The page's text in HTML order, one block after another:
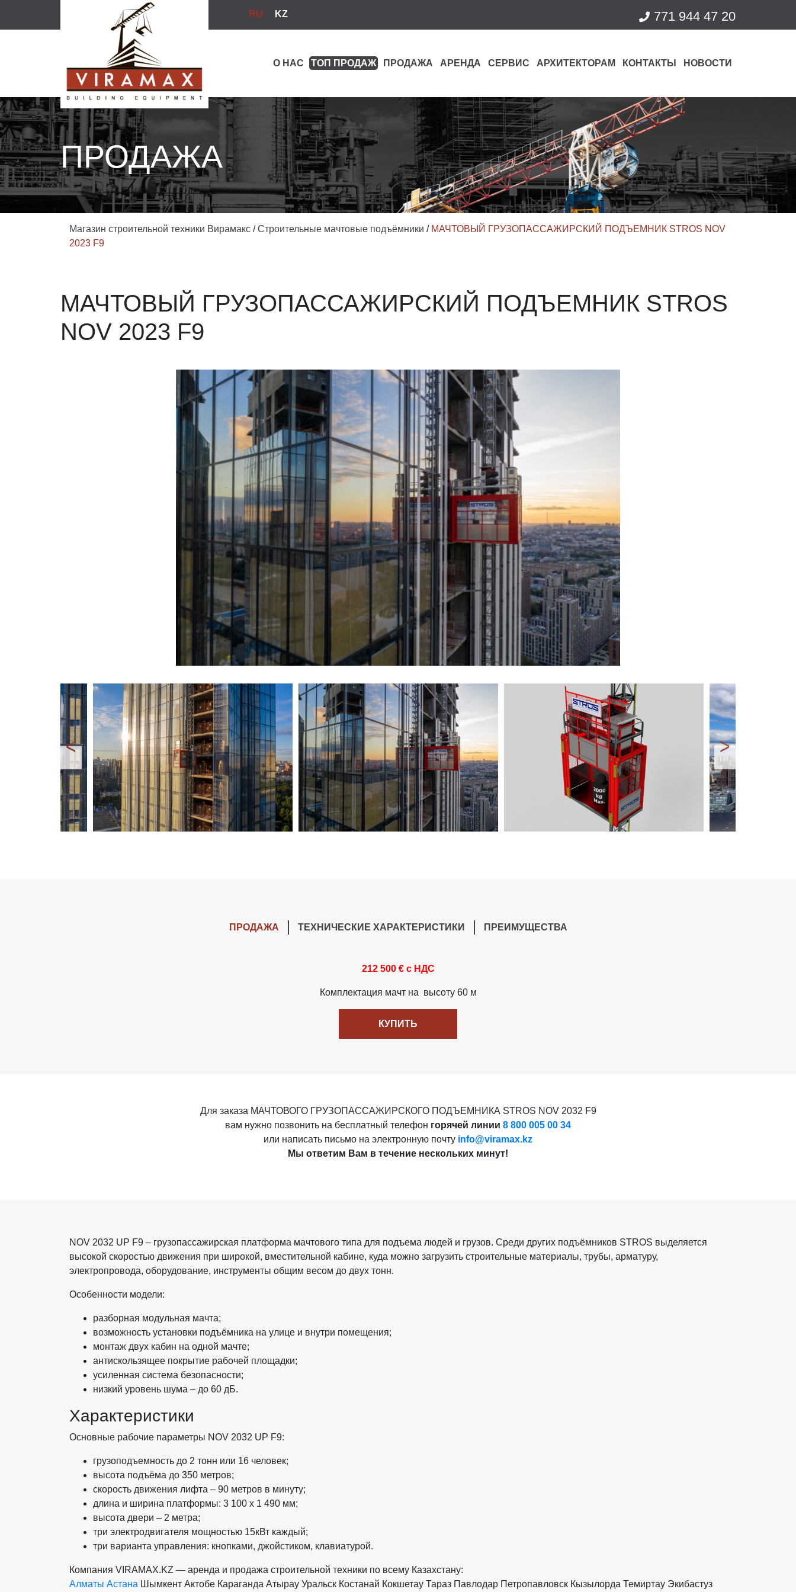
RU KZ 771 944 47 20
О НАС ТОП ПРОДАЖ ПРОДАЖА АРЕНДА СЕРВИС АРХИТЕКТОРАМ КОНТАКТЫ НОВОСТИ
ПРОДАЖА
Магазин строительной техники Вирамакс /Строительные мачтовые подъёмники / МАЧТОВЫЙ ГРУЗОПАССАЖИРСКИЙ ПОДЪЕМНИК STROS NOV
2023 F9
МАЧТОВЫЙ ГРУЗОПАССАЖИРСКИЙ ПОДЪЕМНИК STROS
NOV 2023 F9
ПРОДАЖА ТЕХНИЧЕСКИЕ ХАРАКТЕРИСТИКИ ПРЕИМУЩЕСТВА
212 500 € с НДС
Комплектация мачт на высоту 60 м
КУПИТЬ
Для заказа МАЧТОВОГО ГРУЗОПАССАЖИРСКОГО ПОДЪЕМНИКА STROS NOV 2032 F9
вам нужно позвонить на бесплатный телефон горячей линии 8 800 005 00 34
или написать письмо на электронную почту info@viramax.kz
Мы ответим Вам в течение нескольких минут!
NOV 2032 UP F9 – грузопассажирская платформа мачтового типа для подъема людей и грузов. Среди других подъёмников STROS выделяется
высокой скоростью движения при широкой, вместительной кабине, куда можно загрузить строительные материалы, трубы, арматуру,
электропровода, оборудование, инструменты общим весом до двух тонн.
Особенности модели:
разборная модульная мачта;
возможность установки подъёмника на улице и внутри помещения;
монтаж двух кабин на одной мачте;
антискользящее покрытие рабочей площадки;
усиленная система безопасности;
низкий уровень шума – до 60 дБ.
Характеристики
Основные рабочие параметры NOV 2032 UP F9:
грузоподъемность до 2 тонн или 16 человек;
высота подъёма до 350 метров;
скорость движения лифта – 90 метров в минуту;
длина и ширина платформы: 3 100 x 1 490 мм;
высота двери – 2 метра;
три электродвигателя мощностью 15кВт каждый;
три варианта управления: кнопками, джойстиком, клавиатурой.
Компания VIRAMAX.KZ — аренда и продажа строительной техники по всему Казахстану:
Алматы Астана Шымкент Актобе Караганда Атырау Уральск Костанай Кокшетау Тараз Павлодар Петропавловск Кызылорда Темиртау Экибастуз